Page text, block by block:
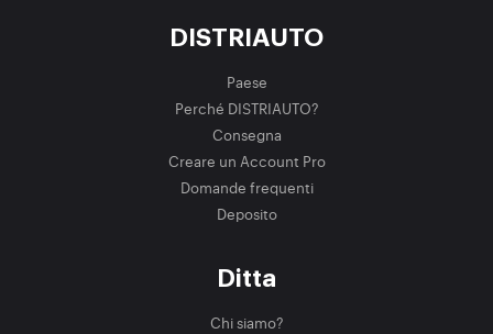
DISTRIAUTO
Paese
Perché DISTRIAUTO?
Consegna
Creare un Account Pro
Domande frequenti
Deposito
Ditta
Chi siamo?